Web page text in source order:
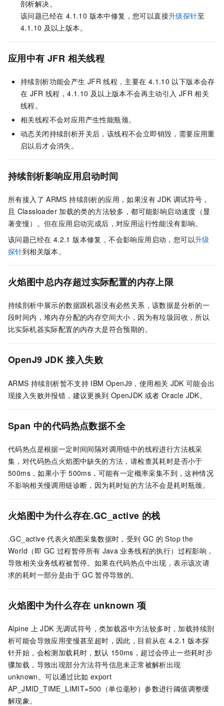
剖析解决。
该问题已经在 4.1.10 版本中修复，您可以直接升级探针至
4.1.10 及以上版本。
应用中有 JFR 相关线程
持续剖析功能会产生 JFR 线程，主要在 4.1.10 以下版本会存
在 JFR 线程，4.1.10 及以上版本不会再主动引入 JFR 相关
线程。
相关线程不会对应用产生性能瓶颈。
动态关闭持续剖析开关后，该线程不会立即销毁，需要应用重
启以后才会消失。
持续剖析影响应用启动时间
所有接入了 ARMS 持续剖析的应用，如果没有 JDK 调试符号，
且 Classloader 加载的类的方法较多，都可能影响启动速度（显
著变慢）。但在应用启动完成后，对应用运行性能没有影响。
该问题已经在 4.2.1 版本修复，不会影响应用启动，您可以升级
探针到相关版本。
火焰图中总内存超过实际配置的内存上限
持续剖析中展示的数据跟机器没有必然关系，该数据是分析的一
段时间内，堆内存分配的内存空间大小，因为有垃圾回收，所以
比实际机器实际配置的内存大是符合预期的。
OpenJ9 JDK 接入失败
ARMS 持续剖析暂不支持 IBM OpenJ9，使用相关 JDK 可能会出
现接入失败并报错，建议更换到 OpenJDK 或者 Oracle JDK。
Span 中的代码热点数据不全
代码热点是根据一定时间间隔对调用链中的线程进行方法栈采
集，对代码热点火焰图中缺失的方法，请检查其耗时是否小于
500ms，如果小于 500ms，可能有一定概率采集不到，这种情况
不影响相关慢调用链诊断，因为耗时短的方法不会是耗时瓶颈。
火焰图中为什么存在.GC_active 的栈
.GC_active 代表火焰图采集数据时，受到 GC 的 Stop the
World（即 GC 过程暂停所有 Java 业务线程的执行）过程影响，
导致相关业务线程被暂停。如果在代码热点中出现，表示该次请
求的耗时一部分是由于 GC 暂停导致的。
火焰图中为什么存在 unknown 项
Alpine 上 JDK 无调试符号，类加载器中方法较多时，加载持续剖
析可能会导致应用变慢甚至超时，因此，目前从在 4.2.1 版本探
针开始，会检测加载耗时，默认 150ms，超过会停止一些耗时步
骤加载，导致出现部分方法符号信息未正常被解析出现
unknown。可以通过比如 export
AP_JMID_TIME_LIMIT=500（单位毫秒）参数进行阈值调整缓
解现象。